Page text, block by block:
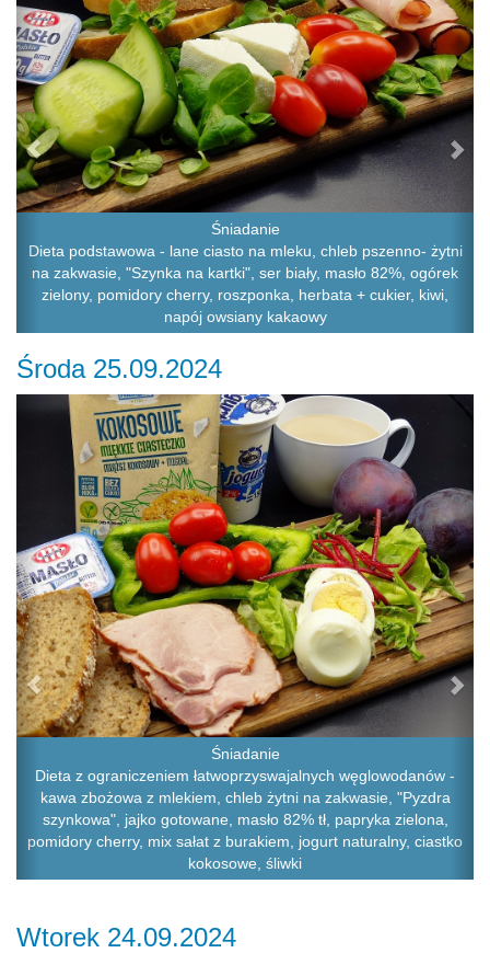
Śniadanie
Dieta podstawowa - lane ciasto na mleku, chleb pszenno- żytni
na zakwasie, "Szynka na kartki", ser biały, masło 82%, ogórek
zielony, pomidory cherry, roszponka, herbata + cukier, kiwi,
napój owsiany kakaowy
Środa 25.09.2024
Śniadanie
Dieta z ograniczeniem łatwoprzyswajalnych węglowodanów -
kawa zbożowa z mlekiem, chleb żytni na zakwasie, "Pyzdra
szynkowa", jajko gotowane, masło 82% tł, papryka zielona,
pomidory cherry, mix sałat z burakiem, jogurt naturalny, ciastko
kokosowe, śliwki
Previous
Wtorek 24.09.2024